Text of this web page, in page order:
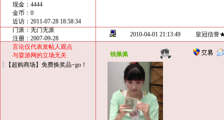
现金：4444
金币：0
近访：2011-07-28 18:58:34
门派：无门无派
注册：2007-09-28
言论仅代表发帖人观点
与耍游网的立场无关
【超购商场】免费换奖品~go！
2010-04-01 21:13:49 皇冠信誉
钱佩佩